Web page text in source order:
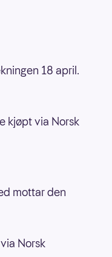
18 april.
kjøpt via Norsk
mottar den
Norsk